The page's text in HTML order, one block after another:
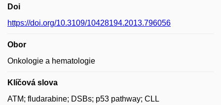
Doi
https://doi.org/10.3109/10428194.2013.796056
Obor
Onkologie a hematologie
Klíčová slova
ATM; fludarabine; DSBs; p53 pathway; CLL